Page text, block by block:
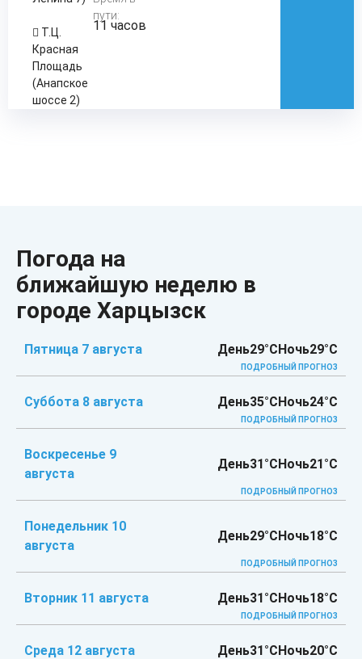
Т.Ц.
Красная
Площадь
(Анапское
шоссе 2)
пути:
11 часов
Погода на
ближайшую неделю в
городе Харцызск
Пятница 7 августа День29°CНочь29°C
ПОДРОБНЫЙ ПРОГНОЗ
Суббота 8 августа День35°CНочь24°C
ПОДРОБНЫЙ ПРОГНОЗ
Воскресенье 9
августа
День31°CНочь21°C
ПОДРОБНЫЙ ПРОГНОЗ
Понедельник 10
августа
День29°CНочь18°C
ПОДРОБНЫЙ ПРОГНОЗ
Вторник 11 августа День31°CНочь18°C
ПОДРОБНЫЙ ПРОГНОЗ
Среда 12 августа День31°CНочь20°C